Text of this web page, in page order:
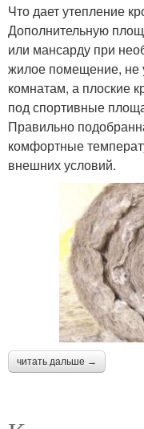
Что дает утепление
Дополнительную
или мансарду при
жилое помещение, не
комнатам, а плоские
под спортивные
Правильно
комфортные
внешних условий.
читать дальше →